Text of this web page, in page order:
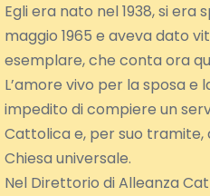
Egli era nato nel 1938, si era
maggio 1965 e aveva dato
esemplare, che conta ora
L’amore vivo per la sposa e
impedito di compiere un
Cattolica e, per suo tramite,
Chiesa universale.
Nel Direttorio di Alleanza